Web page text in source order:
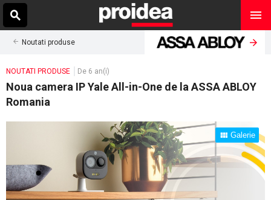
Noutati produse
NOUTATI PRODUSE De 6 an(i)
Noua camera IP Yale All-in-One de la ASSA ABLOY
Romania
Galerie